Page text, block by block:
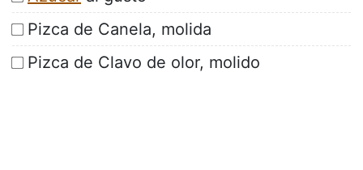
Pizca de Canela, molida
Pizca de Clavo de olor, molido